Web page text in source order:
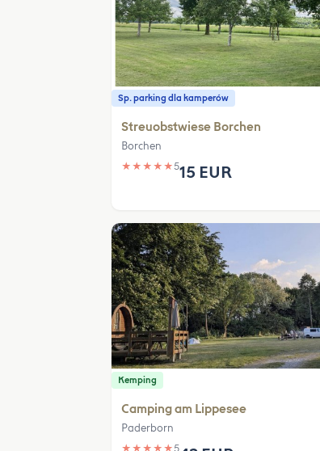
Sp. parking dla kamperów
Streuobstwiese Borchen
Borchen
★ ★ ★ ★ ★515 EUR
Kemping
Camping am Lippesee
Paderborn
★ ★ ★ ★ ★5